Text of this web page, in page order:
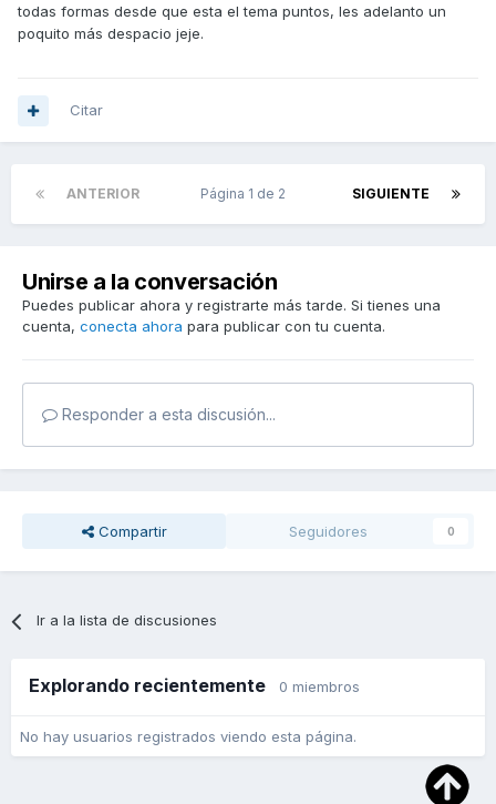
todas formas desde que esta el tema puntos, les adelanto un
poquito más despacio jeje.
Citar
ANTERIOR SIGUIENTE
Página 1 de 2
Unirse a la conversación
Puedes publicar ahora y registrarte más tarde. Si tienes una
cuenta, conecta ahora para publicar con tu cuenta.
Responder a esta discusión...
Compartir Seguidores 0
Ir a la lista de discusiones
Explorando recientemente 0 miembros
No hay usuarios registrados viendo esta página.